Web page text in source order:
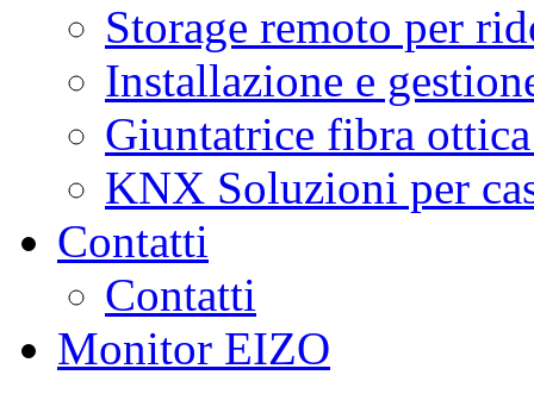
Storage remoto per
Installazione e
Giuntatrice fibra
KNX Soluzioni per
Contatti
Contatti
Monitor EIZO